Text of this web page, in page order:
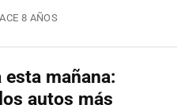
8 AÑOS
esta mañana:
autos más